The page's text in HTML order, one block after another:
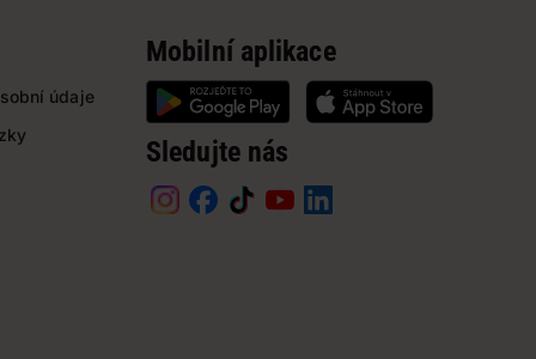
údaje
Mobilní aplikace
Sledujte nás